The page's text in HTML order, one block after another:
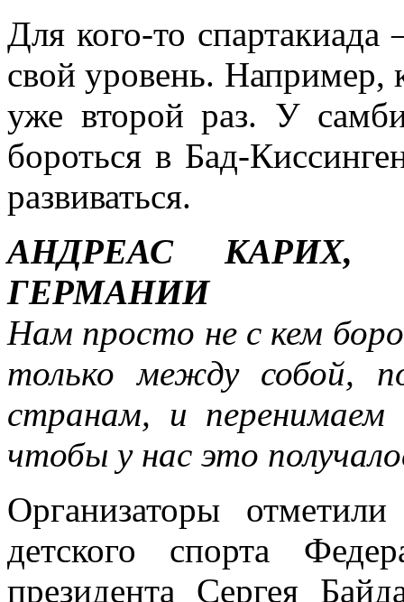
Для кого-то
свой уровень. Например,
уже второй раз. У
бороться в Бад-
развиваться.
АНДРЕАС
ГЕРМАНИИ
Нам просто не с кем
только между собой,
странам, и перенимаем
чтобы у нас это
Организаторы
детского спорта
президента Сергея